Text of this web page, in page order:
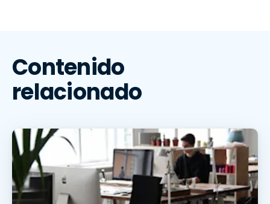
Contenido
relacionado